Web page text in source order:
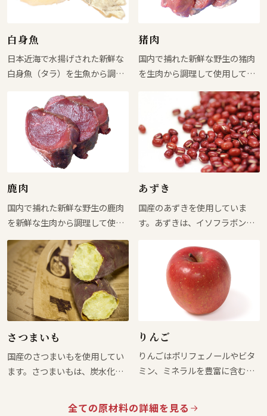
白身魚
日本近海で水揚げされた新鮮な
白身魚（タラ）を生魚から調理
良質なタンパク質を多く含み、
カリウムやカルシウム、リン等
のミネラルをバランスよく含ん
でいる低アレルゲンの食材で
猪肉
国内で捕れた新鮮な野生の猪肉
を生肉から調理して使用してい
質やビタミンB群を豊富に含ん
でおり、野生動物であるため抗
生物質やホルモン剤の残留リス
クがない低アレルゲン食材で
業許可を受けている衛生的に管
理された食肉工場で処理されて
いますので、品質や安全性につ
神奈川県、奈良県、広島県、愛
媛県、長崎県及び熊本県になり
鹿肉
国内で捕れた新鮮な野生の鹿肉
を新鮮な生肉から調理して使用
しています。鹿肉は、良質なタ
ンパク質を豊富に含んでおり、
野生動物であるため抗生物質や
ホルモン剤の残留リスクがない
低アレルゲン食材です。陸上動
物には珍しく、皮膚の健康維持
あるDHAや、オメガ6脂肪酸の
ガンマリノレン酸を含んでいま
す。 ZENに使用されている鹿肉
業許可を受けている衛生的に管
あずき
国産のあずきを使用していま
す。あずきは、イソフラボンや
種ポリフェノール、ビタミン、
ミネラル等を豊富に含みます。
あずきの特徴的な成分であるサ
ポニンは、腎臓や尿路の健康維
持に役立ちます。あずきは邪を
ら、古来より神事・祭事等に利
用されてきた日本で馴染みの深
い食物です。
さつまいも
国産のさつまいもを使用してい
ます。さつまいもは、炭水化物
も食物繊維やカリウムを始めと
りんご
りんごはポリフェノールやビタ
ミン、ミネラルを豊富に含む果
リンゴは医者を遠ざける」と言
全ての原材料の詳細を見る